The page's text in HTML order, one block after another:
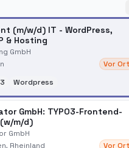
(m/w/d) IT - WordPress,
& Hosting
GmbH
Vor Ort
Wordpress
GmbH: TYPO3-Frontend-
m/d)
GmbH
Rheinland
Vor Ort